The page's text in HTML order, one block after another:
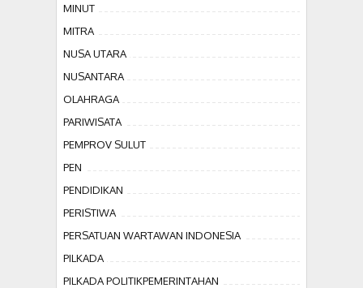
MINUT
MITRA
NUSA UTARA
NUSANTARA
OLAHRAGA
PARIWISATA
PEMPROV SULUT
PEN
PENDIDIKAN
PERISTIWA
PERSATUAN WARTAWAN INDONESIA
PILKADA
PILKADA POLITIKPEMERINTAHAN